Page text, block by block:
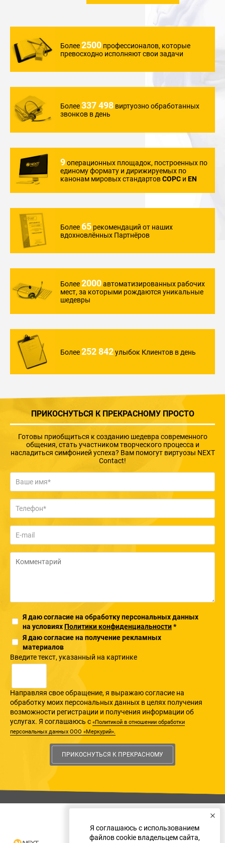
Более2500 профессионалов, которые
превосходно исполняют свои задачи
Более337 498 виртуозно обработанных
звонков в день
9операционных площадок, построенных по
единому формату и дирижируемых по
канонам мировых стандартовCOPC и EN
Более65 рекомендаций от наших
вдохновлённых Партнёров
Более2000автоматизированных рабочих
мест, за которыми рождаются уникальные
шедевры
Более252 842улыбок Клиентов в день
ПРИКОСНУТЬСЯ К ПРЕКРАСНОМУ ПРОСТО
Готовы приобщиться к созданию шедевра современного
общения, стать участником творческого процесса и
насладиться симфонией успеха? Вам помогут виртуозы NEXT
Contact!
Я даю согласие на обработку персональных данных
на условиях Политики конфиденциальности*
Я даю согласие на получение рекламных
материалов
Введите текcт, указанный на картинке
Направляя свое обращение, я выражаю согласие на
обработку моих персональных данных в целях получения
возможности регистрации и получения информации об
услугах. Я соглашаюсь с «Политикой в отношении обработки
персональных данных ООО «Меркурий».
ПРИКОСНУТЬСЯ К ПРЕКРАСНОМУ
Я соглашаюсь с использованием
файлов cookie владельцем сайта,